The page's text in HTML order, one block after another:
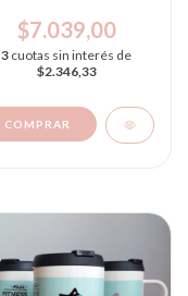
$7.039,00
3 cuotas sin interés de
$2.346,33